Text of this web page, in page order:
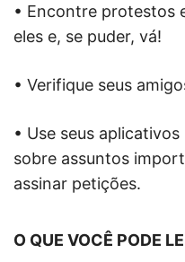
• Encontre protestos
eles e, se puder, vá!
• Verifique seus
• Use seus
sobre assuntos
assinar petições.
O QUE VOCÊ PODE